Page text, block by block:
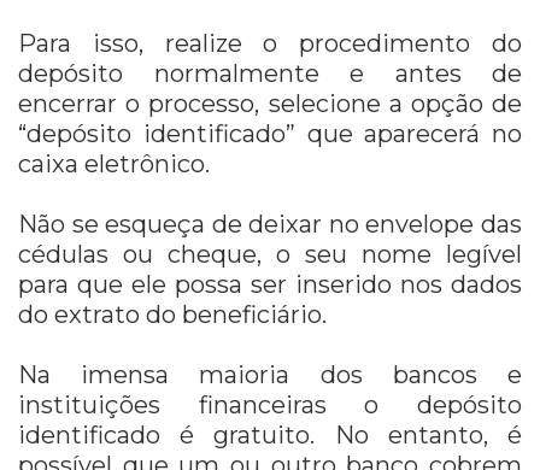
Para isso, realize o procedimento do
depósito normalmente e antes de
encerrar o processo, selecione a opção de
“depósito identificado” que aparecerá no
caixa eletrônico.
Não se esqueça de deixar no envelope das
cédulas ou cheque, o seu nome legível
para que ele possa ser inserido nos dados
do extrato do beneficiário.
Na imensa maioria dos bancos e
instituições financeiras o depósito
identificado é gratuito. No entanto, é